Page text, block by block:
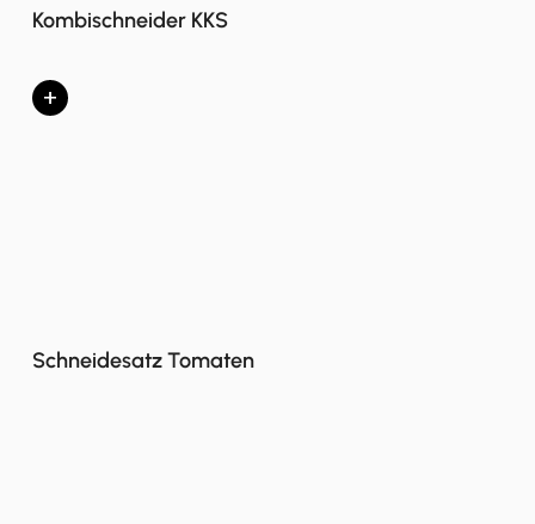
Kombischneider KKS
+
Schneidesatz Tomaten